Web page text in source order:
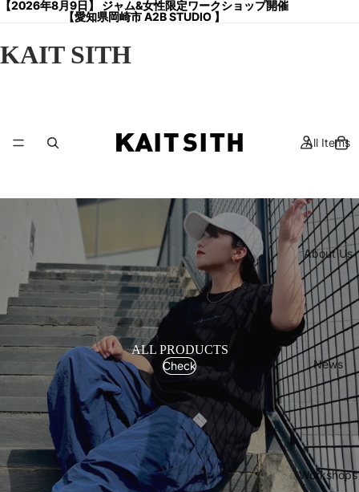
【2026年8月9日】 ジャム&女性限定ワークショップ開催
【愛知県岡崎市 A2B STUDIO 】
【2026年8月9日】 ジャム&女性限定ワークショップ開催
【愛知県岡崎市 A2B STUDIO 】
KAIT SITH
All Items
About Us
News
Workshops
ALL PRODUCTS
Check